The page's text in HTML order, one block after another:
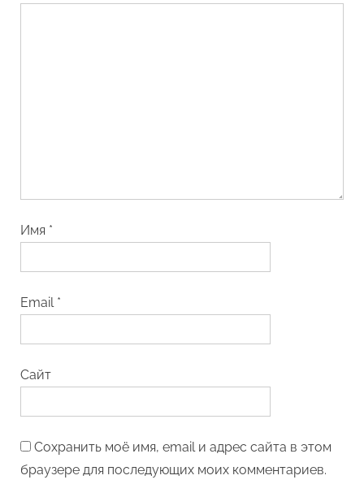
Имя *
Email *
Сайт
Сохранить моё имя, email и адрес сайта в этом
браузере для последующих моих комментариев.